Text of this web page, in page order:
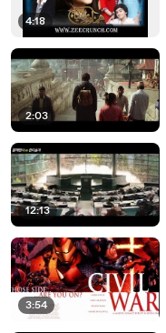
4:18
2:03
12:13
3:54